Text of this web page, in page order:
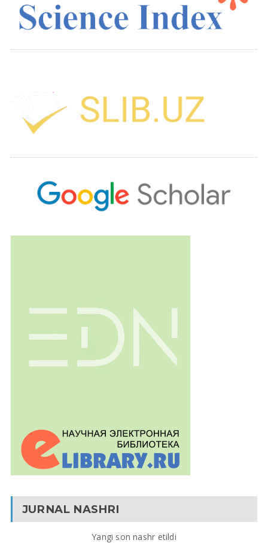
JURNAL NASHRI
Yangi son nashr etildi